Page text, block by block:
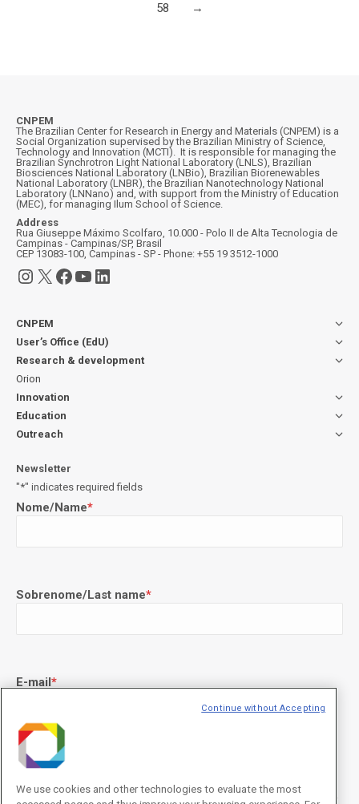
58
→
CNPEM
The Brazilian Center for Research in Energy and Materials (CNPEM) is a
Social Organization supervised by the Brazilian Ministry of Science,
Technology and Innovation (MCTI). It is responsible for managing the
Brazilian Synchrotron Light National Laboratory (LNLS), Brazilian
Biosciences National Laboratory (LNBio), Brazilian Biorenewables
National Laboratory (LNBR), the Brazilian Nanotechnology National
Laboratory (LNNano) and, with support from the Ministry of Education
(MEC), for managing Ilum School of Science.
Address
Rua Giuseppe Máximo Scolfaro, 10.000 - Polo II de Alta Tecnologia de
Campinas - Campinas/SP, Brasil
CEP 13083-100, Campinas - SP - Phone: +55 19 3512-1000
Instagram
X Facebook
YouTube
LinkedIn
CNPEM
User’s Office (EdU)
Research & development
Orion
Innovation
Education
Outreach
Newsletter
"*" indicates required fields
Nome/Name*
Sobrenome/Last name*
E-mail*
Declaração de consentimento
Concordo com os termos de uso descritos naPolítica de
Privacidade/I agree to the terms of use described in the Privacy Policy .
We use cookies and other technologies to evaluate the most
Continue without Accepting